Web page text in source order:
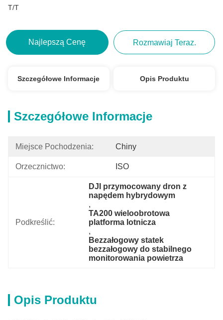
T/T
Najlepszą Cenę Rozmawiaj Teraz.
Szczegółowe Informacje Opis Produktu
Szczegółowe Informacje
Miejsce Pochodzenia: Chiny
Orzecznictwo: ISO
Podkreślić:
DJI przymocowany dron z
napędem hybrydowym
,
TA200 wieloobrotowa
platforma lotnicza
,
Bezzałogowy statek
bezzałogowy do stabilnego
monitorowania powietrza
Opis Produktu